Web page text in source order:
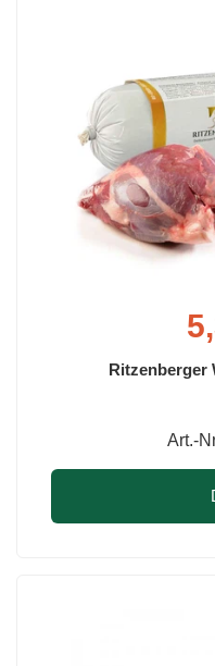
Ritzenberger
Art.-